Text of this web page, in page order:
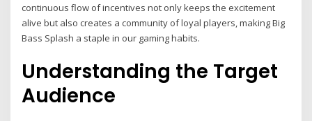
continuous flow of incentives not only keeps the excitement
alive but also creates a community of loyal players, making Big
Bass Splash a staple in our gaming habits.
Understanding the Target
Audience